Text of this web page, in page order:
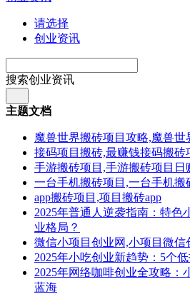
请选择
创业资讯
搜索创业资讯
主题文档
魔兽世界搬砖项目攻略,魔兽世
接码项目搬砖,最赚钱接码搬砖
手游搬砖项目,手游搬砖项目日
一台手机搬砖项目,一台手机搬
app搬砖项目,项目搬砖app
2025年普通人逆袭指南：特色
业格局？
微信小项目创业网,小项目微信
2025年小吃创业新趋势：5个
2025年网络咖啡创业全攻略：
蓝海